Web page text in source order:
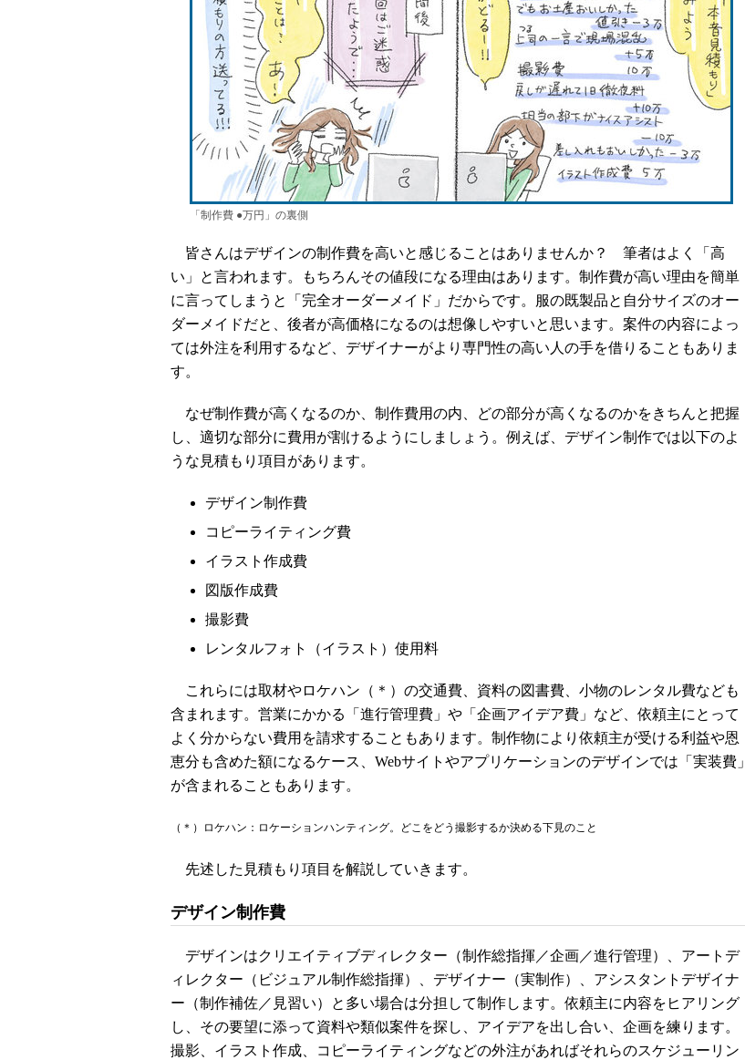
「制作費 ●万円」の裏側
皆さんはデザインの制作費を高いと感じることはありませんか？ 筆者はよく「高
い」と言われます。もちろんその値段になる理由はあります。制作費が高い理由を簡単
に言ってしまうと「完全オーダーメイド」だからです。服の既製品と自分サイズのオー
ダーメイドだと、後者が高価格になるのは想像しやすいと思います。案件の内容によっ
ては外注を利用するなど、デザイナーがより専門性の高い人の手を借りることもありま
す。
なぜ制作費が高くなるのか、制作費用の内、どの部分が高くなるのかをきちんと把握
し、適切な部分に費用が割けるようにしましょう。例えば、デザイン制作では以下のよ
うな見積もり項目があります。
デザイン制作費
コピーライティング費
イラスト作成費
図版作成費
撮影費
レンタルフォト（イラスト）使用料
これらには取材やロケハン（＊）の交通費、資料の図書費、小物のレンタル費なども
含まれます。営業にかかる「進行管理費」や「企画アイデア費」など、依頼主にとって
よく分からない費用を請求することもあります。制作物により依頼主が受ける利益や恩
恵分も含めた額になるケース、Webサイトやアプリケーションのデザインでは「実装費」
が含まれることもあります。
（＊）ロケハン：ロケーションハンティング。どこをどう撮影するか決める下見のこと
先述した見積もり項目を解説していきます。
デザイン制作費
デザインはクリエイティブディレクター（制作総指揮／企画／進行管理）、アートデ
ィレクター（ビジュアル制作総指揮）、デザイナー（実制作）、アシスタントデザイナ
ー（制作補佐／見習い）と多い場合は分担して制作します。依頼主に内容をヒアリング
し、その要望に添って資料や類似案件を探し、アイデアを出し合い、企画を練ります。
撮影、イラスト作成、コピーライティングなどの外注があればそれらのスケジューリン